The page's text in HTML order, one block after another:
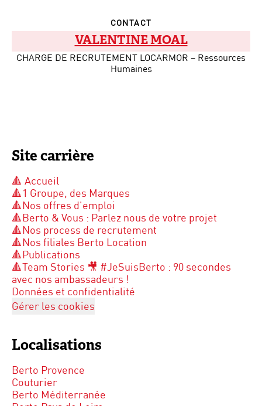
CONTACT
VALENTINE MOAL
CHARGE DE RECRUTEMENT LOCARMOR – Ressources
Humaines
Site carrière
🔺 Accueil
🔺1 Groupe, des Marques
🔺Nos offres d'emploi
🔺Berto & Vous : Parlez nous de votre projet
🔺Nos process de recrutement
🔺Nos filiales Berto Location
🔺Publications
🔺Team Stories 🎥 #JeSuisBerto : 90 secondes
avec nos ambassadeurs !
Données et confidentialité
Gérer les cookies
Localisations
Berto Provence
Couturier
Berto Méditerranée